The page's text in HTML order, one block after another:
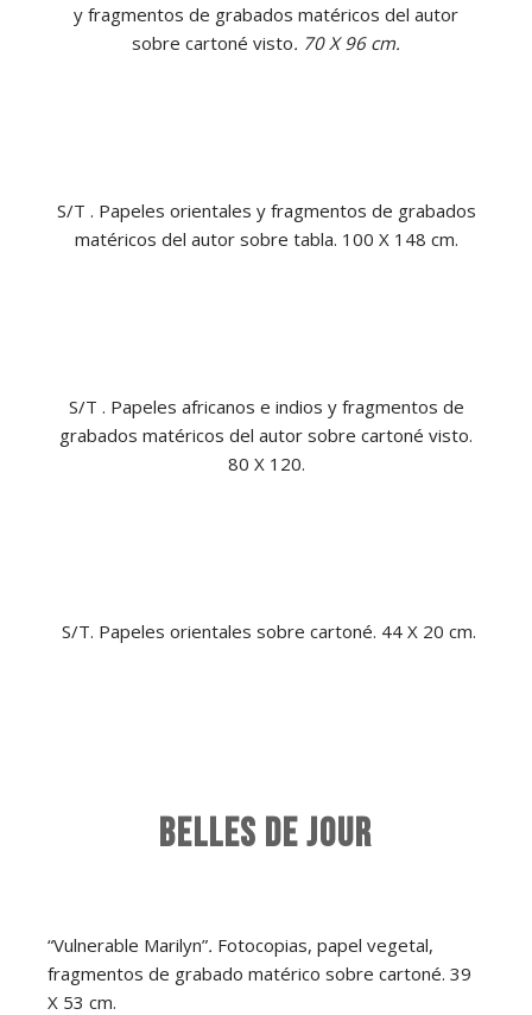
y fragmentos de grabados matéricos del autor
sobre cartoné visto. 70 X 96 cm.
S/T . Papeles orientales y fragmentos de grabados
matéricos del autor sobre tabla. 100 X 148 cm.
S/T . Papeles africanos e indios y fragmentos de
grabados matéricos del autor sobre cartoné visto.
80 X 120.
S/T. Papeles orientales sobre cartoné. 44 X 20 cm.
BELLES DE JOUR
“Vulnerable Marilyn”. Fotocopias, papel vegetal,
fragmentos de grabado matérico sobre cartoné. 39
X 53 cm.